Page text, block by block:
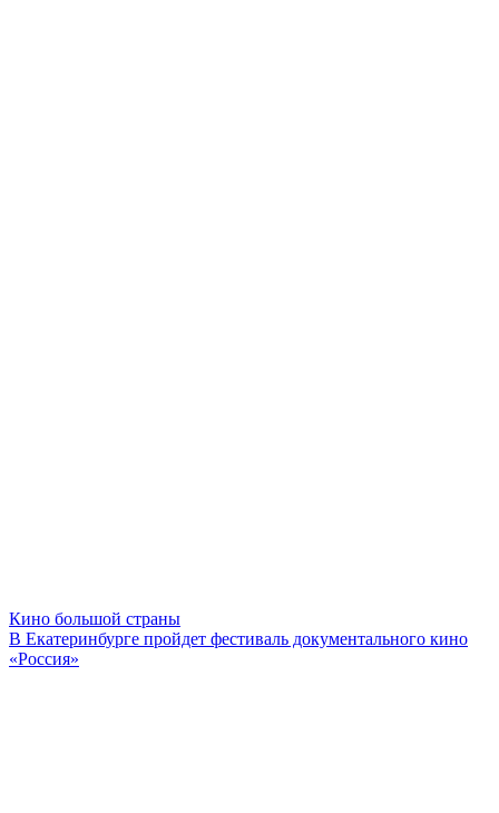
Кино большой страны
В Екатеринбурге пройдет фестиваль документального кино
«Россия»